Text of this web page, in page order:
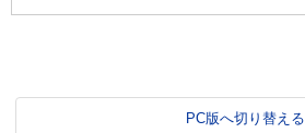
PC版へ切り替える